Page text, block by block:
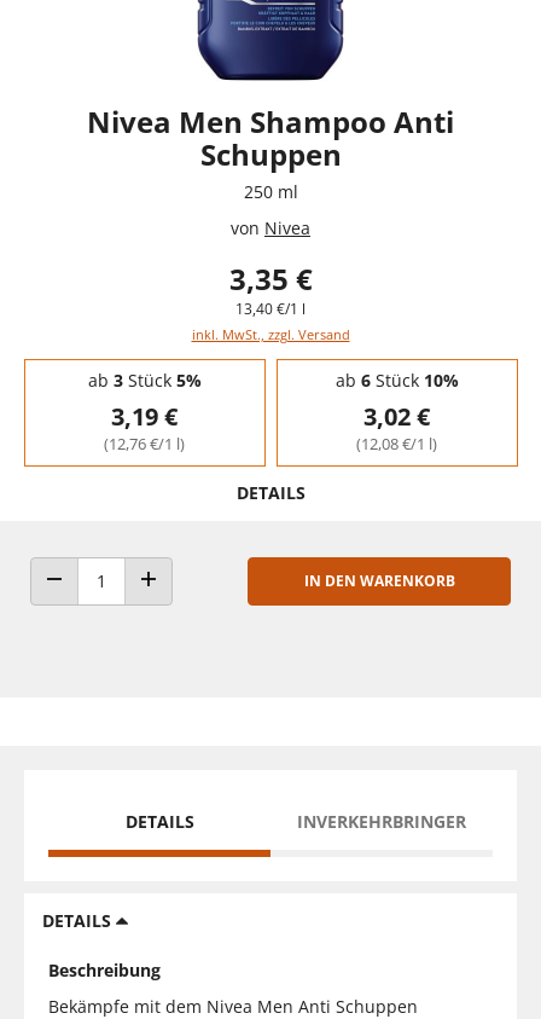
Nivea Men Shampoo Anti
Schuppen
250 ml
von Nivea
3,35 €
13,40 €/1 l
inkl. MwSt., zzgl. Versand
Staffelpreise - Mengenrabatt
ab 3Stück 5%
3,19 €
(12,76 €/1 l)
ab 6Stück 10%
3,02 €
(12,08 €/1 l)
DETAILS
ANZAHL VERRINGERNANZAHL ERHÖHEN
IN DEN WARENKORB
DETAILS INVERKEHRBRINGER
DETAILS
Beschreibung
Bekämpfe mit dem Nivea Men Anti Schuppen